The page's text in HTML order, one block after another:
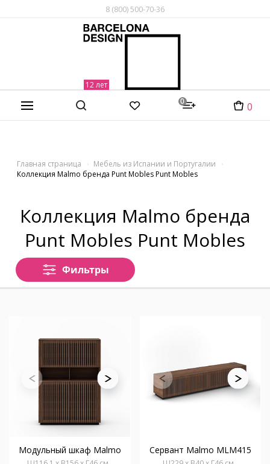
8 (800) 500-70-36
0 0
Главная страница
Мебель из Испании и Португалии
Коллекция Malmo бренда Punt Mobles Punt Mobles
Коллекция Malmo бренда
Punt Mobles Punt Mobles
Фильтры
Модульный шкаф Malmo Сервант Malmo MLM415